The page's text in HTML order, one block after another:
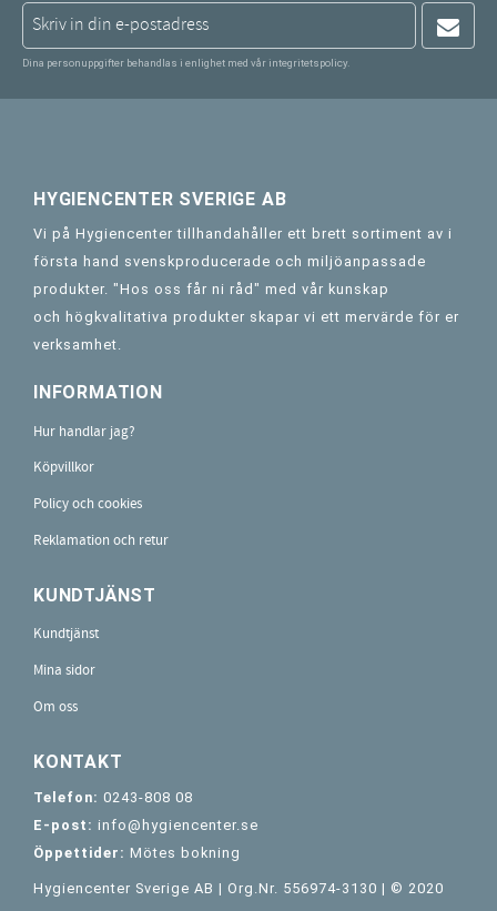
Dina personuppgifter behandlas i enlighet med vår integritetspolicy.
HYGIENCENTER SVERIGE AB
Vi på Hygiencenter tillhandahåller ett brett sortiment av i
första hand svenskproducerade och miljöanpassade
produkter. "Hos oss får ni råd" med vår kunskap
och högkvalitativa produkter skapar vi ett mervärde för er
verksamhet.
INFORMATION
Hur handlar jag?
Köpvillkor
Policy och cookies
Reklamation och retur
KUNDTJÄNST
Kundtjänst
Mina sidor
Om oss
KONTAKT
Telefon: 0243-808 08
E-post: info@hygiencenter.se
Öppettider: Mötes bokning
Hygiencenter Sverige AB | Org.Nr. 556974-3130 | © 2020